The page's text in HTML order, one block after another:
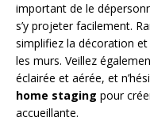
important de le
s’y projeter facilement.
simplifiez la décoration
les murs. Veillez
éclairée et aérée, et
home staging pour
accueillante.